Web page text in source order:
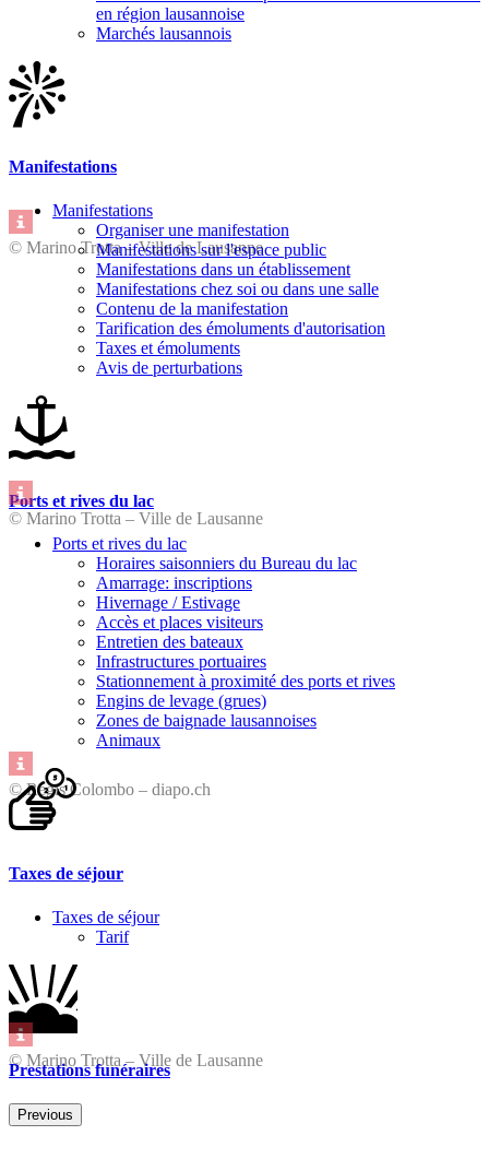
© Marino Trotta – Ville de Lausanne
© Marino Trotta – Ville de Lausanne
© Régis Colombo – diapo.ch
© Marino Trotta – Ville de Lausanne
en région lausannoise
Marchés lausannois
Manifestations
Manifestations
Organiser une manifestation
Manifestations sur l'espace public
Manifestations dans un établissement
Manifestations chez soi ou dans une salle
Contenu de la manifestation
Tarification des émoluments d'autorisation
Taxes et émoluments
Avis de perturbations
Ports et rives du lac
Ports et rives du lac
Horaires saisonniers du Bureau du lac
Amarrage: inscriptions
Hivernage / Estivage
Accès et places visiteurs
Entretien des bateaux
Infrastructures portuaires
Stationnement à proximité des ports et rives
Engins de levage (grues)
Zones de baignade lausannoises
Animaux
Taxes de séjour
Taxes de séjour
Tarif
Prestations funéraires
Previous